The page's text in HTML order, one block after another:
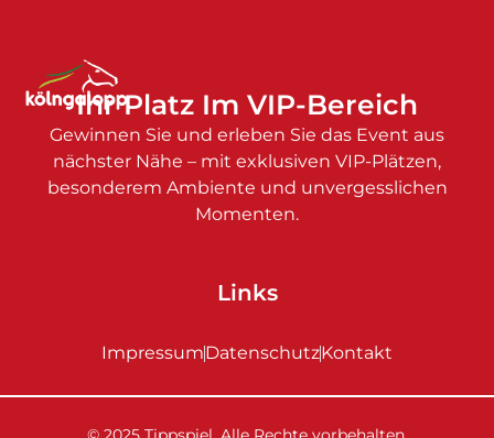
Ihr Platz Im VIP-Bereich
Gewinnen Sie und erleben Sie das Event aus
nächster Nähe – mit exklusiven VIP-Plätzen,
besonderem Ambiente und unvergesslichen
Momenten.
Links
ImpressumDatenschutzKontakt